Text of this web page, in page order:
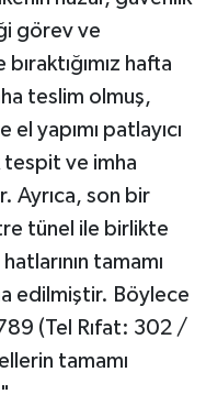
görev ve
hafta
teslim olmuş,
yapımı patlayıcı
tespit ve imha
Ayrıca, son bir
tünel ile birlikte
tamamı
edilmiştir. Böylece
(Tel Rıfat: 302 /
tamamı